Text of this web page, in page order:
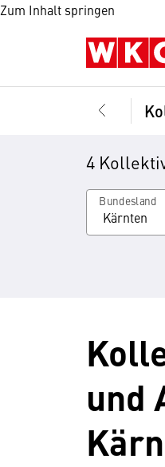
Zum Inhalt springen
4
Bundesland
und